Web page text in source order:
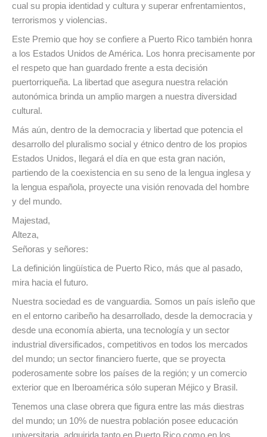
cual su propia identidad y cultura y superar enfrentamientos,
terrorismos y violencias.
Este Premio que hoy se confiere a Puerto Rico también honra
a los Estados Unidos de América. Los honra precisamente por
el respeto que han guardado frente a esta decisión
puertorriqueña. La libertad que asegura nuestra relación
autonómica brinda un amplio margen a nuestra diversidad
cultural.
Más aún, dentro de la democracia y libertad que potencia el
desarrollo del pluralismo social y étnico dentro de los propios
Estados Unidos, llegará el día en que esta gran nación,
partiendo de la coexistencia en su seno de la lengua inglesa y
la lengua española, proyecte una visión renovada del hombre
y del mundo.
Majestad,
Alteza,
Señoras y señores:
La definición lingüística de Puerto Rico, más que al pasado,
mira hacia el futuro.
Nuestra sociedad es de vanguardia. Somos un país isleño que
en el entorno caribeño ha desarrollado, desde la democracia y
desde una economía abierta, una tecnología y un sector
industrial diversificados, competitivos en todos los mercados
del mundo; un sector financiero fuerte, que se proyecta
poderosamente sobre los países de la región; y un comercio
exterior que en Iberoamérica sólo superan Méjico y Brasil.
Tenemos una clase obrera que figura entre las más diestras
del mundo; un 10% de nuestra población posee educación